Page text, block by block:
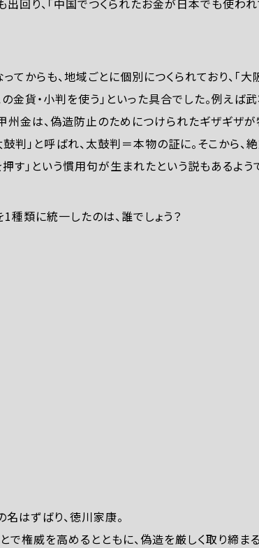
回り、「中国でつくられたお金が日本でも使われ
てからも、地域ごとに個別につくられており、「
の金貨・小判を使う」といった具合でした。例えば
金は、偽造防止のためにつけられたギザギザが
判」と呼ばれ、太鼓判＝本物の証に。そこから、
す」という慣用句が生まれたという説もあるよう
類に統一したのは、誰でしょう？
はずばり、徳川家康。
権威を高めるとともに、偽造を厳しく取り締ま